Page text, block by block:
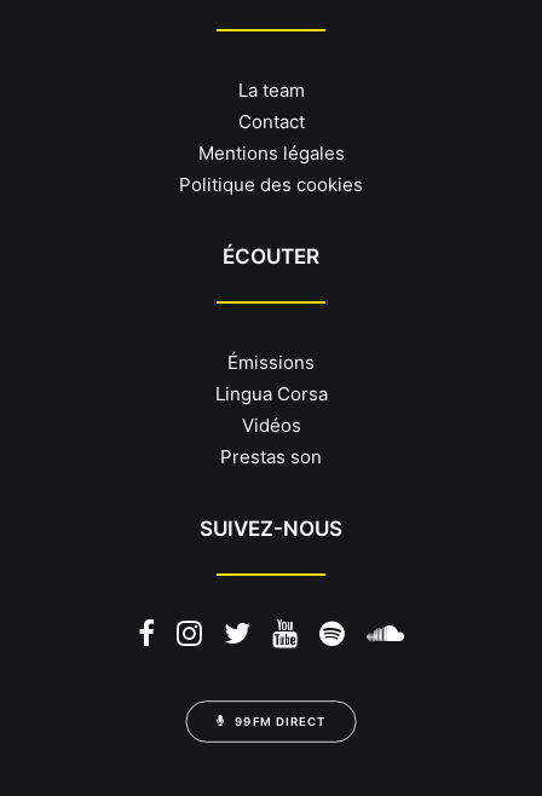
La team
Contact
Mentions légales
Politique des cookies
ÉCOUTER
Émissions
Lingua Corsa
Vidéos
Prestas son
SUIVEZ-NOUS
99FM DIRECT